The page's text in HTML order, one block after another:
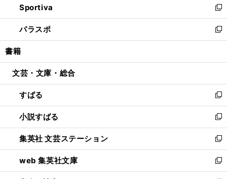
く
ド
ウ
で
開
ィ
ン
ド
ウ
開
い
ウ
ィ
ン
ウ
開
く
Sportiva
新
し
い
ウ
ン
ウ
で
開
く
パラスポ
新
し
ウ
ン
ド
ウ
で
開
く
書籍
文芸・文庫・総合
すばる
新
し
い
ウ
ィ
ン
ド
ウ
小説すばる
新
し
い
ウ
ィ
ン
集英社 文芸ステーション
新
し
い
ウ
web 集英社文庫
新
し